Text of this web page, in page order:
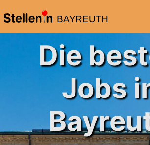
BAYREUTH
Die
Jobs